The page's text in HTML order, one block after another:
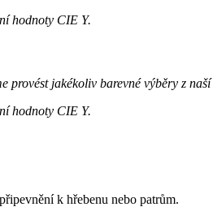
hodnoty CIE Y.
provést jakékoliv barevné výběry z naší
hodnoty CIE Y.
k hřebenu nebo patrům.